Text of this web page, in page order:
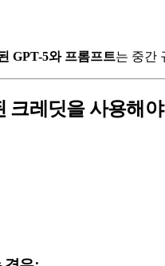
GPT-5와 프롬프트는 중간
크레딧을 사용해